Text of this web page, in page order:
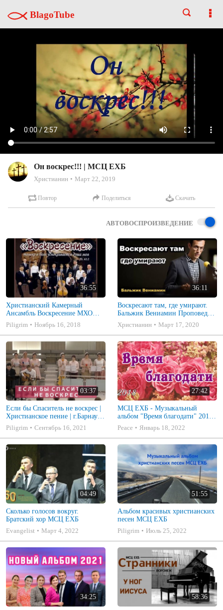
BlagoTube
Он воскрес!!! | МСЦ ЕХБ
Христианин Март 22, 2019
Повтор Поделиться Скачать
АВТОВОСПРОИЗВЕДЕНИЕ
36:55
Христианский Камерный
Ансамбль Воскресение МХО
МСЦ ЕХБ
Piligrim Ноябрь 16, 2018
36:11
Воскресают там, где умирают.
Бальжик Вениамин Проповедь
МСЦ ЕХБ
Христианин Март 17, 2020
03:37
Если бы Спаситель не воскрес |
Христианское пение | г.Барнаул |
МСЦ ЕХБ
Piligrim Сентябрь 16, 2021
27:42
МСЦ ЕХБ - Музыкальный
альбом "Время благодати" 2018
Прекрасные песни
Peace Январь 18, 2022
04:49
Сколько голосов вокруг.
Братский хор МСЦ ЕХБ
Evangelist
Март 4, 2022
51:55
Альбом красивых христианских
песен МСЦ ЕХБ
Piligrim
Июль 25, 2022
34:25 58:36